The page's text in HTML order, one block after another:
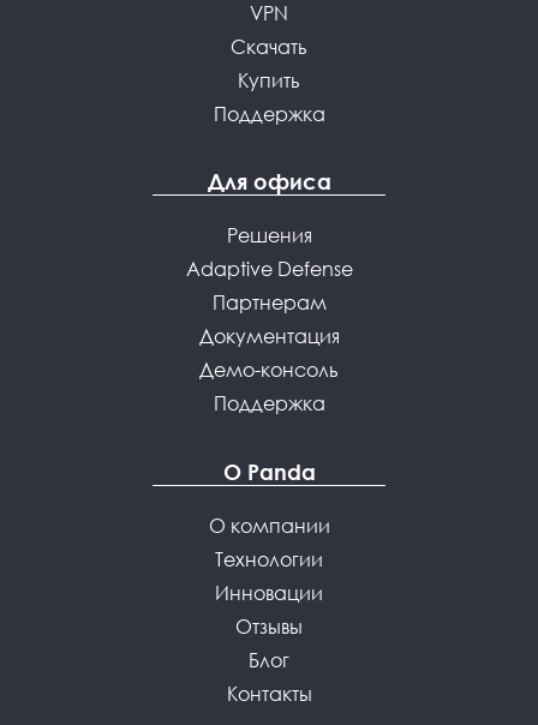
VPN
Скачать
Купить
Поддержка
Для офиса
Решения
Adaptive Defense
Партнерам
Документация
Демо-консоль
Поддержка
О Panda
О компании
Технологии
Инновации
Отзывы
Блог
Контакты